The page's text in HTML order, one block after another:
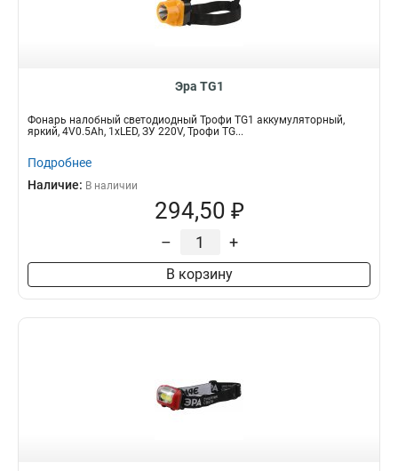
Эра TG1
Фонарь налобный светодиодный Трофи TG1 аккумуляторный,
яркий, 4V0.5Ah, 1xLED, ЗУ 220V, Трофи TG...
Подробнее
Наличие: В наличии
294,50 ₽
– +
В корзину